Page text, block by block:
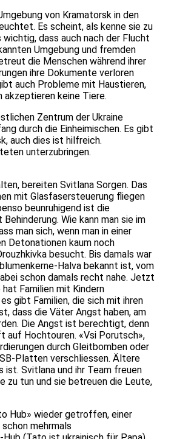
von Kramatorsk in den
Es scheint, als kenne sie zu
dass auch nach der Flucht
Umgebung und fremden
die Menschen während ihrer
ihre Dokumente verloren
auch Probleme mit Haustieren,
akzeptieren keine Tiere.
Zentrum der Ukraine
durch die Einheimischen. Es gibt
auch dies ist hilfreich.
unterzubringen.
bereiten Svitlana Sorgen. Das
mit Glasfasersteuerung fliegen
beunruhigend ist die
Wie kann man sie im
man sich, wenn man in einer
Detonationen kaum noch
besucht. Bis damals war
Halva bekannt ist, vom
schon damals recht nahe. Jetzt
Familien mit Kindern
gibt Familien, die sich mit ihren
dass die Väter Angst haben, am
Die Angst ist berechtigt, denn
auf Hochtouren. «Vsi Porutsch»,
durch Gleitbomben oder
Platten verschliessen. Ältere
Svitlana und ihr Team freuen
zu tun und sie betreuen die Leute,
Hub» wieder getroffen, einer
mehrmals